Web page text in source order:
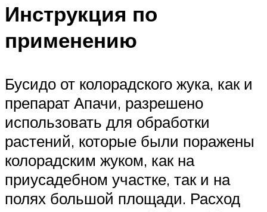
Инструкция по
применению
Бусидо от колорадского жука, как и
препарат Апачи, разрешено
использовать для обработки
растений, которые были поражены
колорадским жуком, как на
приусадебном участке, так и на
полях большой площади. Расход